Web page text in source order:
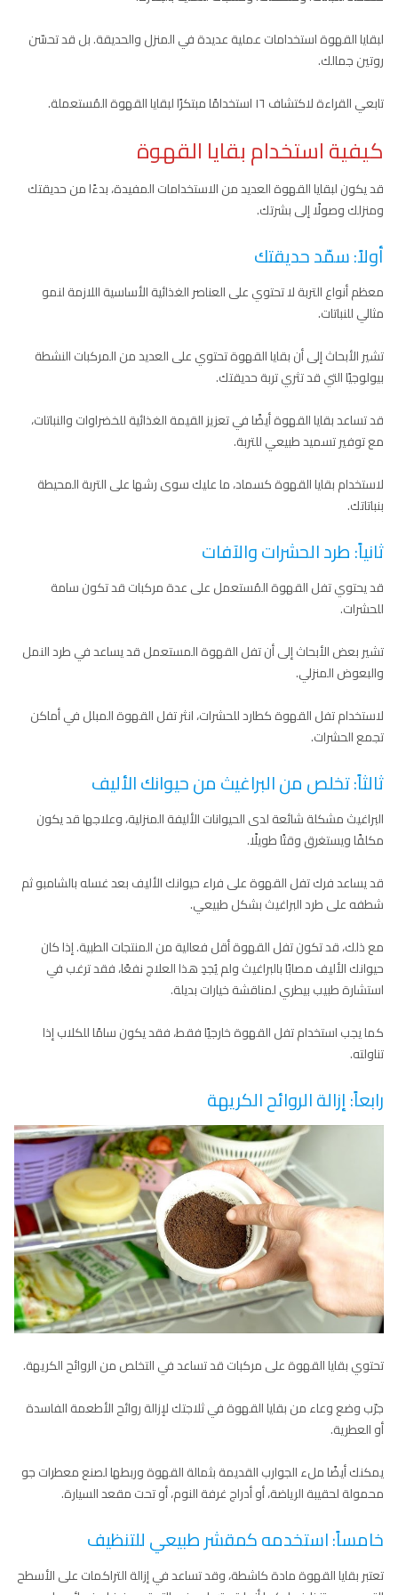
لبقايا القهوة استخدامات عملية عديدة في المنزل والحديقة. بل قد تحسّن
روتين جمالك.
تابعي القراءة لاكتشاف ١٦ استخدامًا مبتكرًا لبقايا القهوة المُستعملة.
كيفية استخدام بقايا القهوة
قد يكون لبقايا القهوة العديد من الاستخدامات المفيدة، بدءًا من حديقتك
ومنزلك وصولًا إلى بشرتك.
أولاً: سمّد حديقتك
معظم أنواع التربة لا تحتوي على العناصر الغذائية الأساسية اللازمة لنمو
مثالي للنباتات.
تشير الأبحاث إلى أن بقايا القهوة تحتوي على العديد من المركبات النشطة
بيولوجيًا التي قد تثري تربة حديقتك.
قد تساعد بقايا القهوة أيضًا في تعزيز القيمة الغذائية للخضراوات والنباتات،
مع توفير تسميد طبيعي للتربة.
لاستخدام بقايا القهوة كسماد، ما عليك سوى رشها على التربة المحيطة
بنباتاتك.
ثانياً: طرد الحشرات والآفات
قد يحتوي تفل القهوة المُستعمل على عدة مركبات قد تكون سامة
للحشرات.
تشير بعض الأبحاث إلى أن تفل القهوة المستعمل قد يساعد في طرد النمل
والبعوض المنزلي.
لاستخدام تفل القهوة كطارد للحشرات، انثر تفل القهوة المبلل في أماكن
تجمع الحشرات.
ثالثاً: تخلص من البراغيث من حيوانك الأليف
البراغيث مشكلة شائعة لدى الحيوانات الأليفة المنزلية، وعلاجها قد يكون
مكلفًا ويستغرق وقتًا طويلًا.
قد يساعد فرك تفل القهوة على فراء حيوانك الأليف بعد غسله بالشامبو ثم
شطفه على طرد البراغيث بشكل طبيعي.
مع ذلك، قد تكون تفل القهوة أقل فعالية من المنتجات الطبية. إذا كان
حيوانك الأليف مصابًا بالبراغيث ولم يُجدِ هذا العلاج نفعًا، فقد ترغب في
استشارة طبيب بيطري لمناقشة خيارات بديلة.
كما يجب استخدام تفل القهوة خارجيًا فقط، فقد يكون سامًا للكلاب إذا
تناولته.
رابعاً: إزالة الروائح الكريهة
تحتوي بقايا القهوة على مركبات قد تساعد في التخلص من الروائح الكريهة.
جرّب وضع وعاء من بقايا القهوة في ثلاجتك لإزالة روائح الأطعمة الفاسدة
أو العطرية.
يمكنك أيضًا ملء الجوارب القديمة بثمالة القهوة وربطها لصنع معطرات جو
محمولة لحقيبة الرياضة، أو أدراج غرفة النوم، أو تحت مقعد السيارة.
خامساً: استخدمه كمقشر طبيعي للتنظيف
تعتبر بقايا القهوة مادة كاشطة، وقد تساعد في إزالة التراكمات على الأسطح